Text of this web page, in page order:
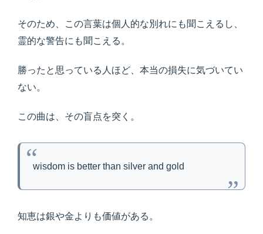
そのため、この言葉は個人的な別れにも聞こえるし、
霊的な警告にも聞こえる。
勝ったと思っている人ほど、本当の損失に気づいてい
ない。
この曲は、その盲点を突く。
wisdom is better than silver and gold
知恵は銀や金よりも価値がある。